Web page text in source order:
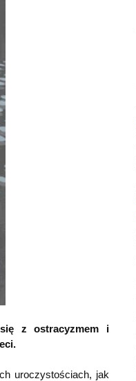
z ostracyzmem i
uroczystościach, jak